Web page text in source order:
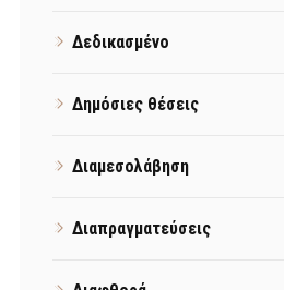
Δεδικασμένο
Δημόσιες θέσεις
Διαμεσολάβηση
Διαπραγματεύσεις